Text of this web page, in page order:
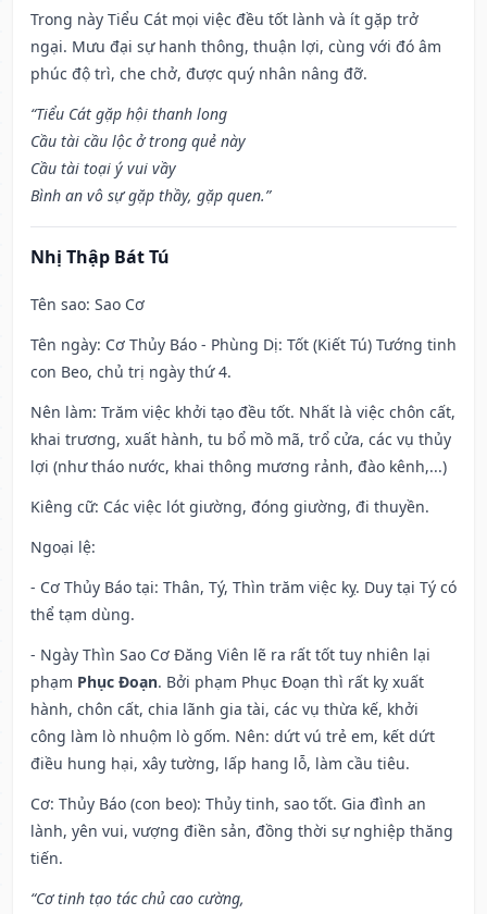
Trong này Tiểu Cát mọi việc đều tốt lành và ít gặp trở
ngại. Mưu đại sự hanh thông, thuận lợi, cùng với đó âm
phúc độ trì, che chở, được quý nhân nâng đỡ.
“Tiểu Cát gặp hội thanh long
Cầu tài cầu lộc ở trong quẻ này
Cầu tài toại ý vui vầy
Bình an vô sự gặp thầy, gặp quen.”
Nhị Thập Bát Tú
Tên sao: Sao Cơ
Tên ngày: Cơ Thủy Báo - Phùng Dị: Tốt (Kiết Tú) Tướng tinh
con Beo, chủ trị ngày thứ 4.
Nên làm: Trăm việc khởi tạo đều tốt. Nhất là việc chôn cất,
khai trương, xuất hành, tu bổ mồ mã, trổ cửa, các vụ thủy
lợi (như tháo nước, khai thông mương rảnh, đào kênh,...)
Kiêng cữ: Các việc lót giường, đóng giường, đi thuyền.
Ngoại lệ:
- Cơ Thủy Báo tại: Thân, Tý, Thìn trăm việc kỵ. Duy tại Tý có
thể tạm dùng.
- Ngày Thìn Sao Cơ Đăng Viên lẽ ra rất tốt tuy nhiên lại
phạm Phục Đoạn. Bởi phạm Phục Đoạn thì rất kỵ xuất
hành, chôn cất, chia lãnh gia tài, các vụ thừa kế, khởi
công làm lò nhuộm lò gốm. Nên: dứt vú trẻ em, kết dứt
điều hung hại, xây tường, lấp hang lỗ, làm cầu tiêu.
Cơ: Thủy Báo (con beo): Thủy tinh, sao tốt. Gia đình an
lành, yên vui, vượng điền sản, đồng thời sự nghiệp thăng
tiến.
“Cơ tinh tạo tác chủ cao cường,